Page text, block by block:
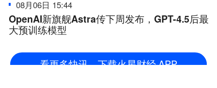
08月06日 15:44
OpenAI新旗舰Astra传下周发布，GPT-4.5后最
大预训练模型
看更多快讯，下载火星财经 APP